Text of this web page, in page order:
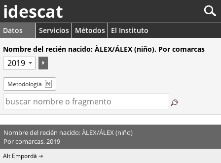
idescat
Datos Servicios Métodos
El Instituto
Nombre del recién nacido: ÀLEX/ÁLEX (niño). Por comarcas
Metodología
Nombre del recién nacido: ÀLEX/ÁLEX (niño)
Por comarcas. 2019
Alt Empordà